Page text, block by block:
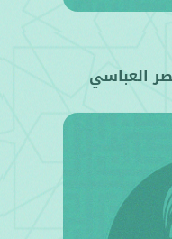
العباسي